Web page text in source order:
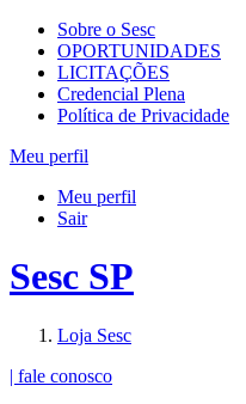
Sobre o Sesc
OPORTUNIDADES
LICITAÇÕES
Credencial Plena
Política de Privacidade
Meu perfil
Meu perfil
Sair
Sesc SP
Loja Sesc
| fale conosco